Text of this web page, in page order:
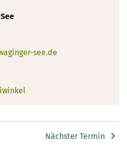
see.de
Nächster Termin